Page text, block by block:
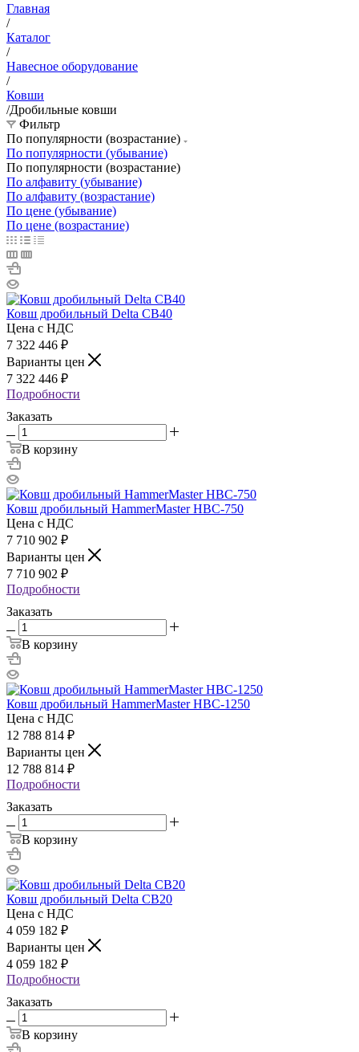
Главная
/
Каталог
/
Навесное оборудование
/
Ковши
/Дробильные ковши
Фильтр
По популярности (возрастание)
По популярности (убывание)
По популярности (возрастание)
По алфавиту (убывание)
По алфавиту (возрастание)
По цене (убывание)
По цене (возрастание)
Ковш дробильный Delta CB40
Цена с НДС
7 322 446 ₽
Варианты цен
7 322 446 ₽
Подробности
Заказать
В корзину
Ковш дробильный HammerMaster HBC-750
Цена с НДС
7 710 902 ₽
Варианты цен
7 710 902 ₽
Подробности
Заказать
В корзину
Ковш дробильный HammerMaster HBC-1250
Цена с НДС
12 788 814 ₽
Варианты цен
12 788 814 ₽
Подробности
Заказать
В корзину
Ковш дробильный Delta CB20
Цена с НДС
4 059 182 ₽
Варианты цен
4 059 182 ₽
Подробности
Заказать
В корзину